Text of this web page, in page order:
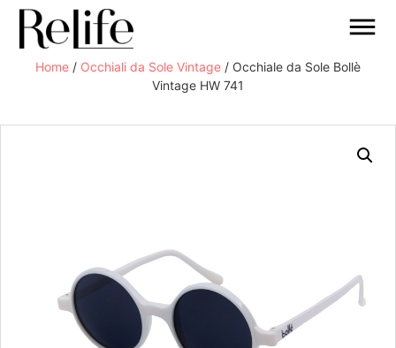
Home / Occhiali da Sole Vintage / Occhiale da Sole Bollè
Vintage HW 741